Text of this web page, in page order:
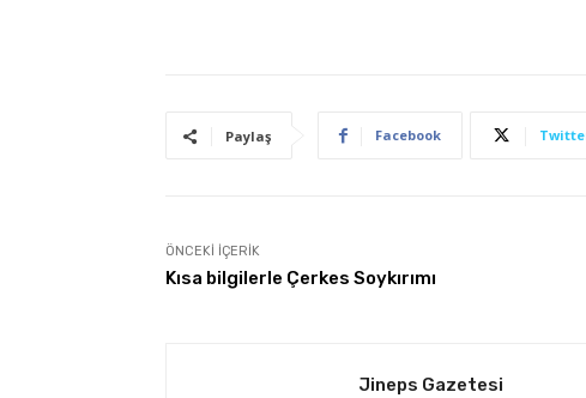
Paylaş Facebook
ÖNCEKI İÇERIK
Kısa bilgilerle Çerkes Soykırımı
Jineps Gazetesi